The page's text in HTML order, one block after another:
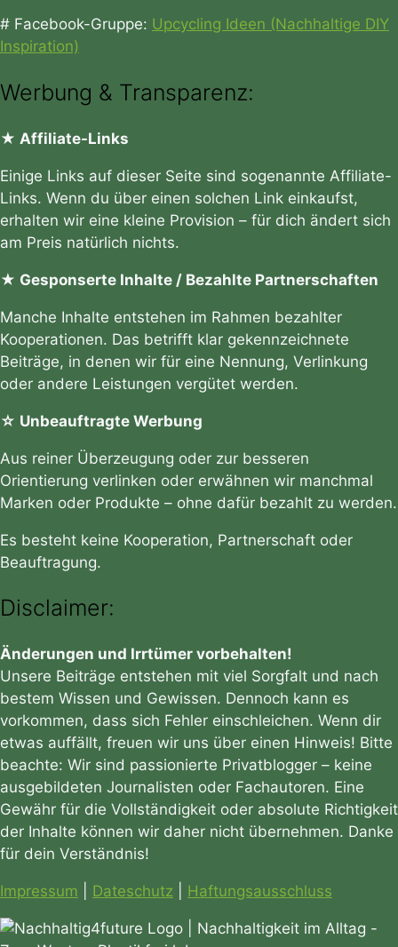
# Facebook-Gruppe: Upcycling Ideen (Nachhaltige DIY
Inspiration)
Werbung & Transparenz:
★ Affiliate-Links
Einige Links auf dieser Seite sind sogenannte Affiliate-
Links. Wenn du über einen solchen Link einkaufst,
erhalten wir eine kleine Provision – für dich ändert sich
am Preis natürlich nichts.
★ Gesponserte Inhalte / Bezahlte Partnerschaften
Manche Inhalte entstehen im Rahmen bezahlter
Kooperationen. Das betrifft klar gekennzeichnete
Beiträge, in denen wir für eine Nennung, Verlinkung
oder andere Leistungen vergütet werden.
☆ Unbeauftragte Werbung
Aus reiner Überzeugung oder zur besseren
Orientierung verlinken oder erwähnen wir manchmal
Marken oder Produkte – ohne dafür bezahlt zu werden.
Es besteht keine Kooperation, Partnerschaft oder
Beauftragung.
Disclaimer:
Änderungen und Irrtümer vorbehalten!
Unsere Beiträge entstehen mit viel Sorgfalt und nach
bestem Wissen und Gewissen. Dennoch kann es
vorkommen, dass sich Fehler einschleichen. Wenn dir
etwas auffällt, freuen wir uns über einen Hinweis! Bitte
beachte: Wir sind passionierte Privatblogger – keine
ausgebildeten Journalisten oder Fachautoren. Eine
Gewähr für die Vollständigkeit oder absolute Richtigkeit
der Inhalte können wir daher nicht übernehmen. Danke
für dein Verständnis!
Impressum Dateschutz Haftungsausschluss